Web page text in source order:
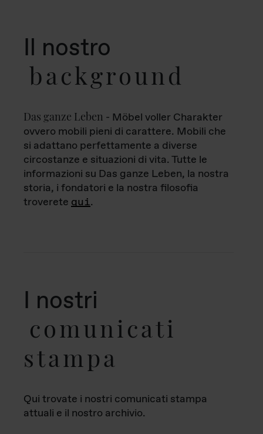
Il nostro
background
Das ganze Leben - Möbel voller Charakter
ovvero mobili pieni di carattere. Mobili che
si adattano perfettamente a diverse
circostanze e situazioni di vita. Tutte le
informazioni su Das ganze Leben, la nostra
storia, i fondatori e la nostra filosofia
troverete qui.
I nostri
comunicati
stampa
Qui trovate i nostri comunicati stampa
attuali e il nostro archivio.